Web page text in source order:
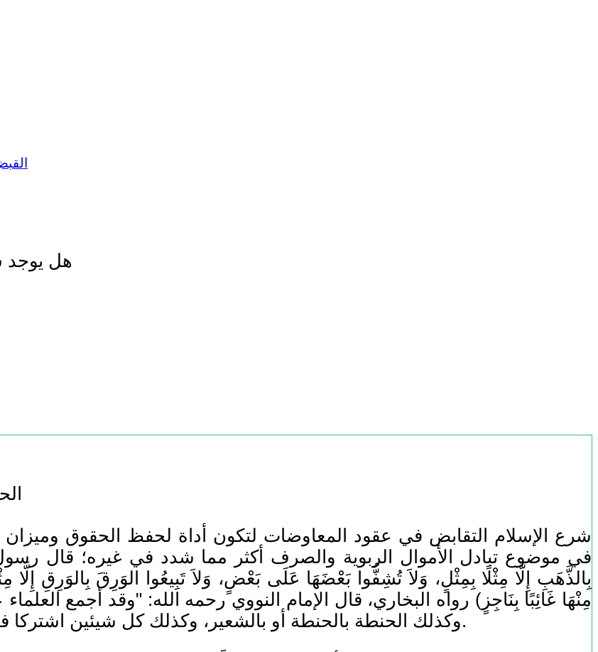
هل يوجد
شرع الإسلام التقابض في عقود المعاوضات لتكون أداة لحفظ الحقوق وميزان
في موضوع تبادل الأموال الربوية والصرف أكثر مما شدد في غيره؛ قال
بِالذَّهَبِ إِلَّا مِثْلًا بِمِثْلٍ، وَلاَ تُشِفُّوا بَعْضَهَا عَلَى بَعْضٍ، وَلاَ تَبِيعُوا الوَرِقَ بِالوَرِقِ إِلَّا
مِنْهَا غَائِبًا بِنَاجِزٍ) رواه البخاري، قال الإمام النووي رحمه الله: "وقد أجمع
وكذلك الحنطة بالحنطة أو بالشعير، وكذلك كل شيئين اشتركا في علة الربا" "شرح النووي على مسلم" (11/10).